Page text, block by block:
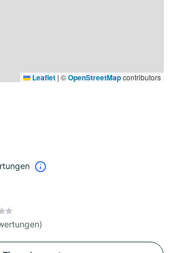
Leaflet | ©OpenStreetMapcontributors